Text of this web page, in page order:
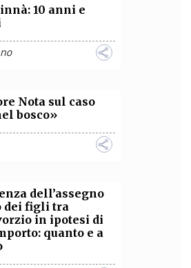
10 anni e
Nota sul caso
bosco»
dell’assegno
dei figli tra
in ipotesi di
quanto e a